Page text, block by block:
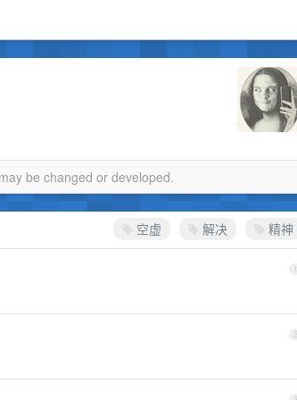
be changed or developed.
空虚 解决 精神
1
2